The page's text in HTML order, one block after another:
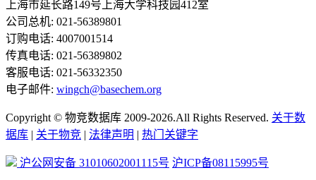
上海市延长路149号上海大学科技园412室
公司总机: 021-56389801
订购电话: 4007001514
传真电话: 021-56389802
客服电话: 021-56332350
电子邮件: wingch@basechem.org
Copyright © 物竞数据库 2009-2026.All Rights Reserved. 关于数
据库 | 关于物竞 | 法律声明 | 热门关键字
沪公网安备 31010602001115号 沪ICP备08115995号